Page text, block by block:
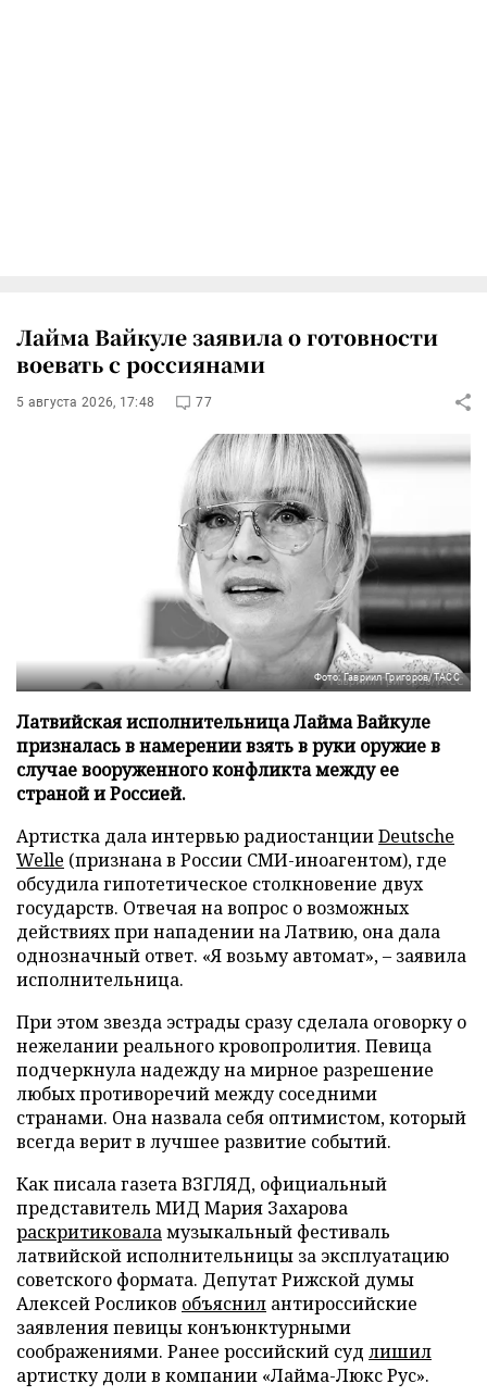
Лайма Вайкуле заявила о готовности
воевать с россиянами
5 августа 2026, 17:48 77
Фото: Гавриил Григоров/ТАСС
Латвийская исполнительница Лайма Вайкуле
призналась в намерении взять в руки оружие в
случае вооруженного конфликта между ее
страной и Россией.
Артистка дала интервью радиостанцииDeutsche
Welle (признана в России СМИ-иноагентом), где
обсудила гипотетическое столкновение двух
государств. Отвечая на вопрос о возможных
действиях при нападении на Латвию, она дала
однозначный ответ. «Я возьму автомат», – заявила
исполнительница.
При этом звезда эстрады сразу сделала оговорку о
нежелании реального кровопролития. Певица
подчеркнула надежду на мирное разрешение
любых противоречий между соседними
странами. Она назвала себя оптимистом, который
всегда верит в лучшее развитие событий.
Как писала газета ВЗГЛЯД, официальный
представитель МИД Мария Захарова
раскритиковаламузыкальный фестиваль
латвийской исполнительницы за эксплуатацию
советского формата. Депутат Рижской думы
Алексей Росликов объяснил антироссийские
заявления певицы конъюнктурными
соображениями. Ранее российский суд лишил
артистку доли в компании «Лайма-Люкс Рус».